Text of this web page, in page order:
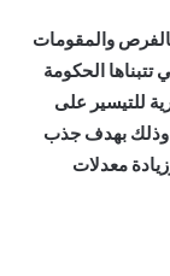
والمقومات
تتبناها الحكومة
للتيسير على
وذلك بهدف جذب
معدلات